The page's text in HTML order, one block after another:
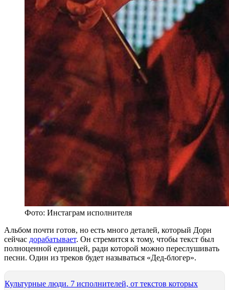
Фото: Инстаграм исполнителя
Альбом почти готов, но есть много деталей, который Дорн
сейчас дорабатывает. Он стремится к тому, чтобы текст был
полноценной единицей, ради которой можно переслушивать
песни. Один из треков будет называться «Дед-блогер».
Культурные люди. 7 исполнителей, от текстов которых